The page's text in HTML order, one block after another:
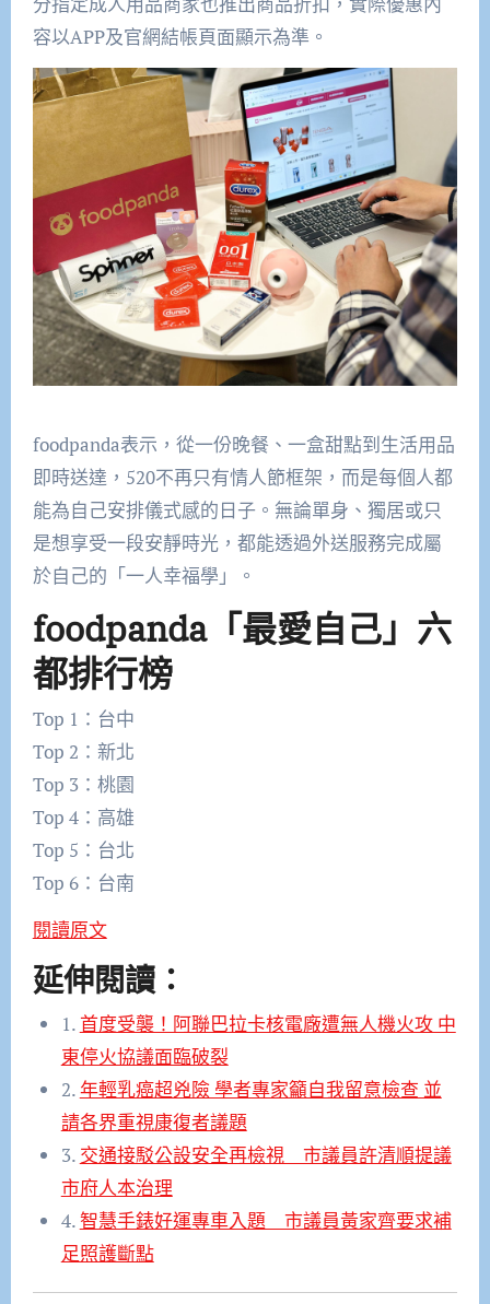
容以APP及官網結帳頁面顯示為準。
foodpanda表示，從一份晚餐、一盒甜點到生活用品
即時送達，520不再只有情人節框架，而是每個人都
能為自己安排儀式感的日子。無論單身、獨居或只
是想享受一段安靜時光，都能透過外送服務完成屬
於自己的「一人幸福學」。
foodpanda「最愛自己」六
都排行榜
Top 1：台中
Top 2：新北
Top 3：桃園
Top 4：高雄
Top 5：台北
Top 6：台南
閱讀原文
延伸閱讀：
1. 首度受襲！阿聯巴拉卡核電廠遭無人機火攻 中
東停火協議面臨破裂
2.年輕乳癌超兇險 學者專家籲自我留意檢查 並
請各界重視康復者議題
3. 交通接駁公設安全再檢視 市議員許清順提議
市府人本治理
4.智慧手錶好運專車入題 市議員黃家齊要求補
足照護斷點